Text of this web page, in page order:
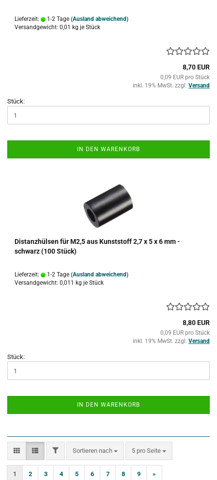
Lieferzeit: 1-2 Tage (Ausland abweichend)
Versandgewicht: 0,01 kg je Stück
8,70 EUR
0,09 EUR pro Stück
inkl. 19% MwSt. zzgl. Versand
Stück:
IN DEN WARENKORB
Distanzhülsen für M2,5 aus Kunststoff 2,7 x 5 x 6 mm -
schwarz (100 Stück)
Lieferzeit: 1-2 Tage (Ausland abweichend)
Versandgewicht: 0,011 kg je Stück
8,80 EUR
0,09 EUR pro Stück
inkl. 19% MwSt. zzgl. Versand
Stück:
IN DEN WARENKORB
FILTERSortieren nach
Sortieren nach 5 pro Seite
pro Seite
1 2 3 4 5 6 7 8 9 »